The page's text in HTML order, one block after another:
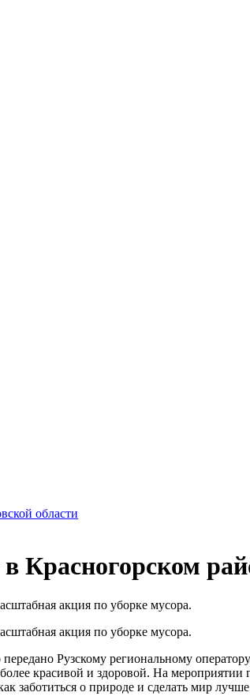
области
Красногорском
акция по уборке мусора.
акция по уборке мусора.
Рузскому региональному
красивой и здоровой. На мероприятии
заботиться о природе и сделать мир